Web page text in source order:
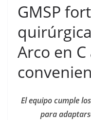
GMSP
Arco en
El equipo cumple
para